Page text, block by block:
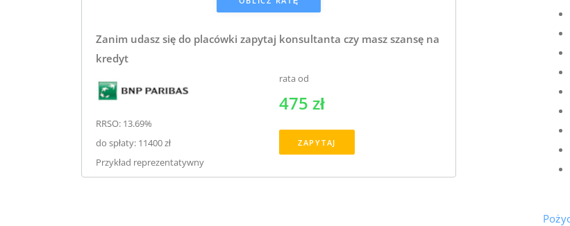
Zanim udasz się do placówki zapytaj konsultanta czy masz szansę na
kredyt
RRSO: 13.69%
do spłaty: 11400 zł
Przykład reprezentatywny
rata od
475 zł
ZAPYTAJ